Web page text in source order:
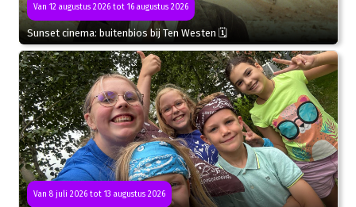
Van 12 augustus 2026 tot 16 augustus 2026
Sunset cinema: buitenbios bij Ten Westen 🗓
Van 8 juli 2026 tot 13 augustus 2026